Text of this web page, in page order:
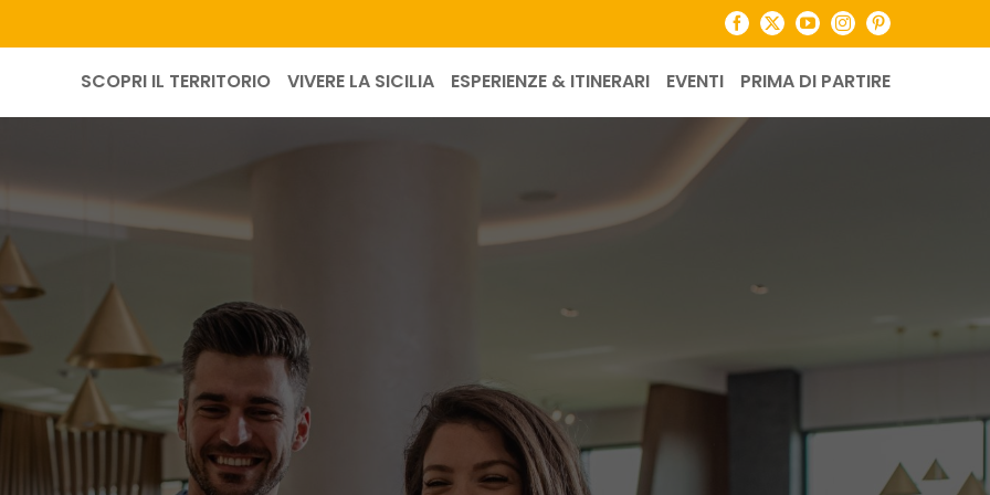
Facebook
X YouTubeInstagramPinterest
SCOPRI IL TERRITORIO VIVERE LA SICILIA ESPERIENZE & ITINERARI EVENTI PRIMA DI PARTIRE